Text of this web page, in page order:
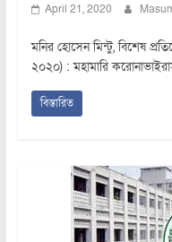
April 21, 2020
মনির হোসেন মিন্টু, বিশেষ
২০২০) : মহামারি
বিস্তারিত